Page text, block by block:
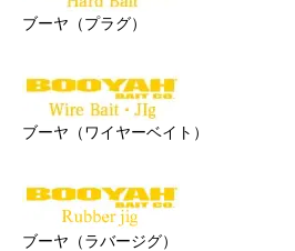
ブーヤ（プラグ）
ブーヤ（ワイヤーベイト）
ブーヤ（ラバージグ）